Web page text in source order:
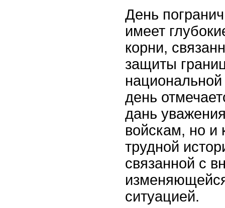
День
имеет
корни,
защиты
день
дань
войскам, но и
трудной
связанной с
ситуацией.